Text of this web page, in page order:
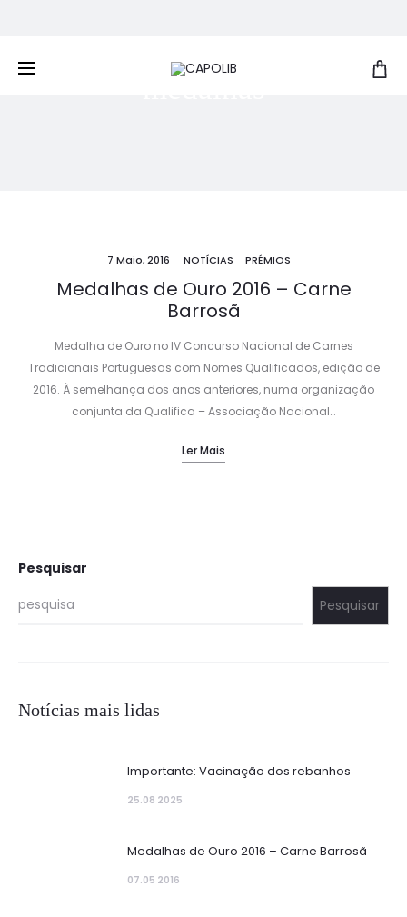
medalhas
7 Maio, 2016 NOTÍCIAS PRÉMIOS
Medalhas de Ouro 2016 – Carne
Barrosã
Medalha de Ouro no IV Concurso Nacional de Carnes
Tradicionais Portuguesas com Nomes Qualificados, edição de
2016. À semelhança dos anos anteriores, numa organização
conjunta da Qualifica – Associação Nacional…
Ler Mais
Pesquisar
Pesquisar
Notícias mais lidas
Importante: Vacinação dos rebanhos
25.08 2025
Medalhas de Ouro 2016 – Carne Barrosã
07.05 2016